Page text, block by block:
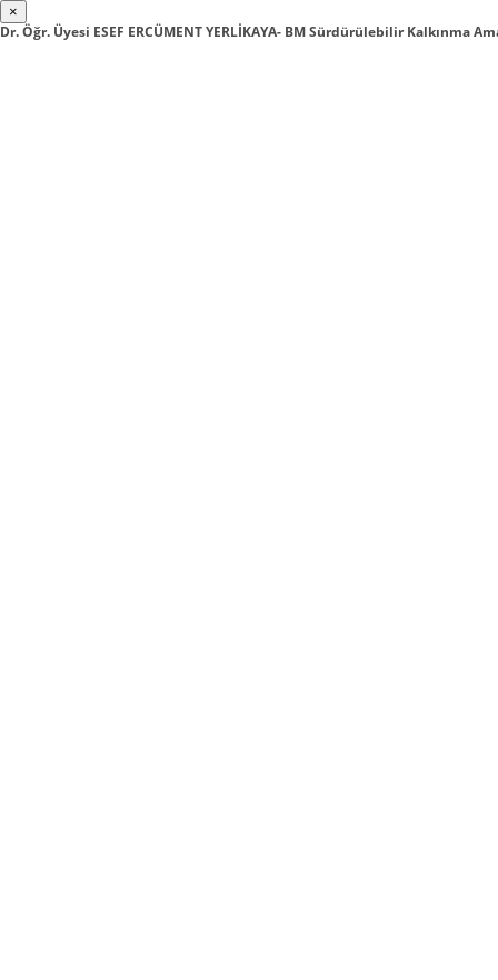
×
Dr. Öğr. Üyesi ESEF ERCÜMENT YERLİKAYA- BM Sürdürülebilir Kalkınma